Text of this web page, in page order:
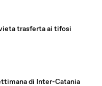
trasferta ai tifosi
di Inter-Catania